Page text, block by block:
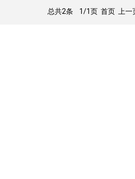
总共2条 1/1页 首页 上一